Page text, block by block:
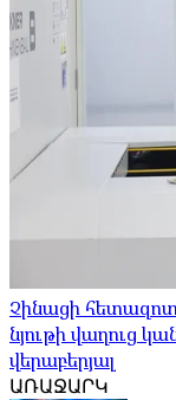
Չինացի
նյութի վաղուց
վերաբերյալ
ԱՌԱՋԱՐԿ